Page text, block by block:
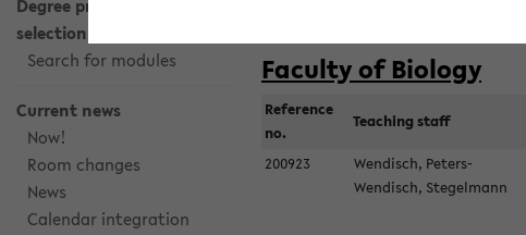
Degree programme
selection
Search for modules
Current news
Now!
Room changes
News
Calendar integration
Faculty of Biology
Reference
no.
Teaching staff
200923
Wendisch, Peters-
Wendisch, Stegelmann